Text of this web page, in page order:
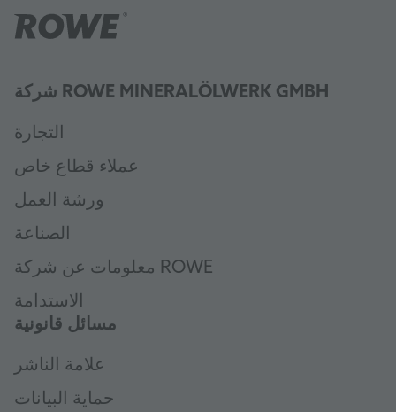
شركة ROWE MINERALÖLWERK GMBH
التجارة
عملاء قطاع خاص
ورشة العمل
الصناعة
معلومات عن شركة ROWE
الاستدامة
مسائل قانونية
علامة الناشر
حماية البيانات